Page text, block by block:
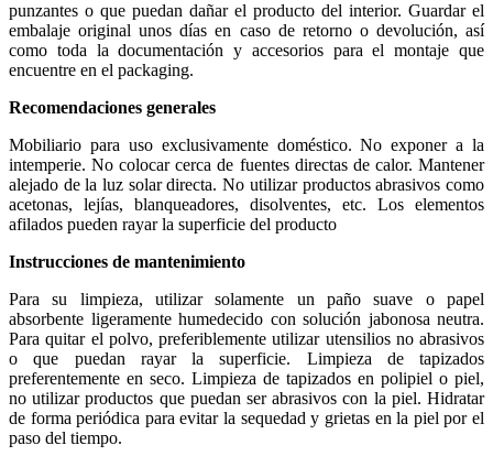
punzantes o que puedan dañar el producto del interior. Guardar el
embalaje original unos días en caso de retorno o devolución, así
como toda la documentación y accesorios para el montaje que
encuentre en el packaging.
Recomendaciones generales
Mobiliario para uso exclusivamente doméstico. No exponer a la
intemperie. No colocar cerca de fuentes directas de calor. Mantener
alejado de la luz solar directa. No utilizar productos abrasivos como
acetonas, lejías, blanqueadores, disolventes, etc. Los elementos
afilados pueden rayar la superficie del producto
Instrucciones de mantenimiento
Para su limpieza, utilizar solamente un paño suave o papel
absorbente ligeramente humedecido con solución jabonosa neutra.
Para quitar el polvo, preferiblemente utilizar utensilios no abrasivos
o que puedan rayar la superficie. Limpieza de tapizados
preferentemente en seco. Limpieza de tapizados en polipiel o piel,
no utilizar productos que puedan ser abrasivos con la piel. Hidratar
de forma periódica para evitar la sequedad y grietas en la piel por el
paso del tiempo.